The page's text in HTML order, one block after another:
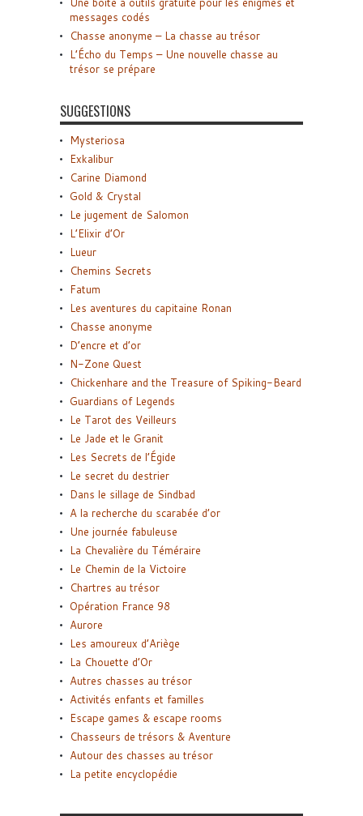
messages codés
Chasse anonyme – La chasse au trésor
L’Écho du Temps – Une nouvelle chasse au
trésor se prépare
SUGGESTIONS
Mysteriosa
Exkalibur
Carine Diamond
Gold & Crystal
Le jugement de Salomon
L’Elixir d’Or
Lueur
Chemins Secrets
Fatum
Les aventures du capitaine Ronan
Chasse anonyme
D’encre et d’or
N-Zone Quest
Chickenhare and the Treasure of Spiking-Beard
Guardians of Legends
Le Tarot des Veilleurs
Le Jade et le Granit
Les Secrets de l’Égide
Le secret du destrier
Dans le sillage de Sindbad
A la recherche du scarabée d’or
Une journée fabuleuse
La Chevalière du Téméraire
Le Chemin de la Victoire
Chartres au trésor
Opération France 98
Aurore
Les amoureux d’Ariège
La Chouette d’Or
Autres chasses au trésor
Activités enfants et familles
Escape games & escape rooms
Chasseurs de trésors & Aventure
Autour des chasses au trésor
La petite encyclopédie